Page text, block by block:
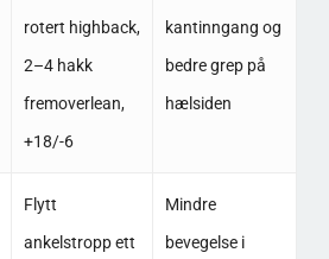
rotert highback,
2–4 hakk
fremoverlean,
+18/-6
kantinngang og
bedre grep på
hælsiden
Flytt
ankelstropp ett
Mindre
bevegelse i